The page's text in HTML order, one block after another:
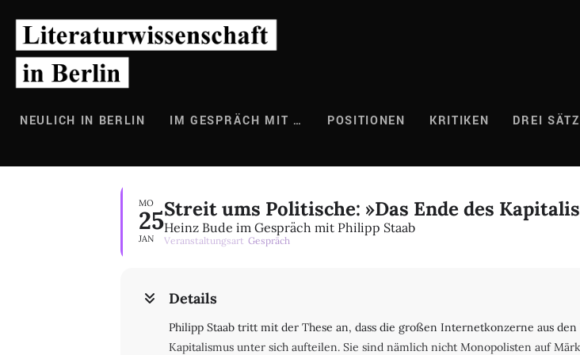
Inhalt
springen
NEULICH IN BERLIN IM GESPRÄCH MIT … POSITIONEN KRITIKEN DREI
MO
25
JAN
Streit ums Politische: »Das Ende des
Heinz Bude im Gespräch mit Philipp Staab
Veranstaltungsart Gespräch
Details
Philipp Staab tritt mit der These an, dass die großen Internetkonzerne aus
Kapitalismus unter sich aufteilen. Sie sind nämlich nicht Monopolisten auf